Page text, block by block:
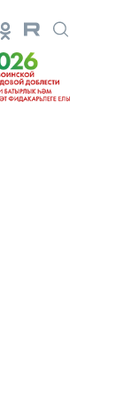
ЭтноДети